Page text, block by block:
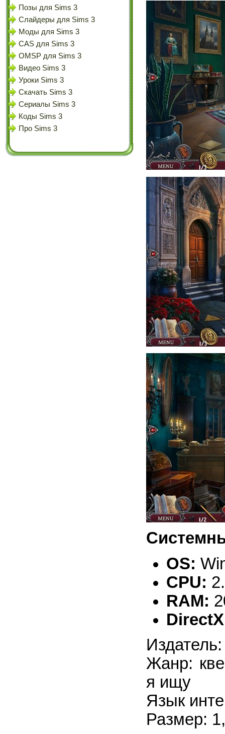
Позы для Sims 3
Слайдеры для Sims 3
Моды для Sims 3
CAS для Sims 3
OMSP для Sims 3
Видео Sims 3
Уроки Sims 3
Скачать Sims 3
Сериалы Sims 3
Коды Sims 3
Про Sims 3
OS:
CPU:
RAM:
Жанр:
я ищу
Язык
Размер: